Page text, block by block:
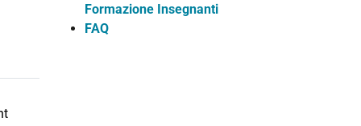
Formazione Insegnanti
FAQ